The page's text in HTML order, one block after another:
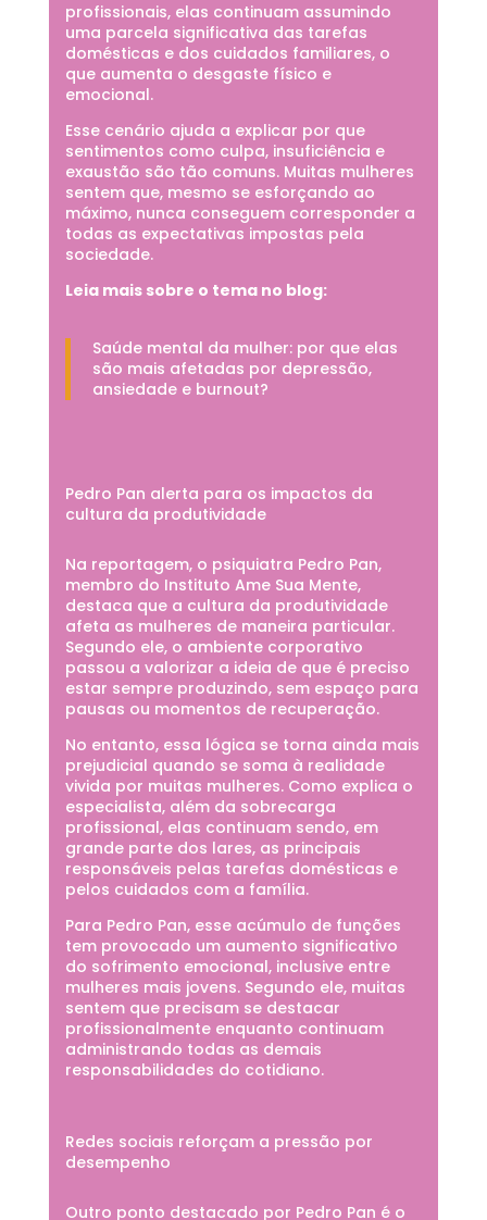
profissionais, elas continuam assumindo
uma parcela significativa das tarefas
domésticas e dos cuidados familiares, o
que aumenta o desgaste físico e
emocional.
Esse cenário ajuda a explicar por que
sentimentos como culpa, insuficiência e
exaustão são tão comuns. Muitas mulheres
sentem que, mesmo se esforçando ao
máximo, nunca conseguem corresponder a
todas as expectativas impostas pela
sociedade.
Leia mais sobre o tema no blog:
Saúde mental da mulher: por que elas
são mais afetadas por depressão,
ansiedade e burnout?
Pedro Pan alerta para os impactos da
cultura da produtividade
Na reportagem, o psiquiatra Pedro Pan,
membro do Instituto Ame Sua Mente,
destaca que a cultura da produtividade
afeta as mulheres de maneira particular.
Segundo ele, o ambiente corporativo
passou a valorizar a ideia de que é preciso
estar sempre produzindo, sem espaço para
pausas ou momentos de recuperação.
No entanto, essa lógica se torna ainda mais
prejudicial quando se soma à realidade
vivida por muitas mulheres. Como explica o
especialista, além da sobrecarga
profissional, elas continuam sendo, em
grande parte dos lares, as principais
responsáveis pelas tarefas domésticas e
pelos cuidados com a família.
Para Pedro Pan, esse acúmulo de funções
tem provocado um aumento significativo
do sofrimento emocional, inclusive entre
mulheres mais jovens. Segundo ele, muitas
sentem que precisam se destacar
profissionalmente enquanto continuam
administrando todas as demais
responsabilidades do cotidiano.
Redes sociais reforçam a pressão por
desempenho
Outro ponto destacado por Pedro Pan é o